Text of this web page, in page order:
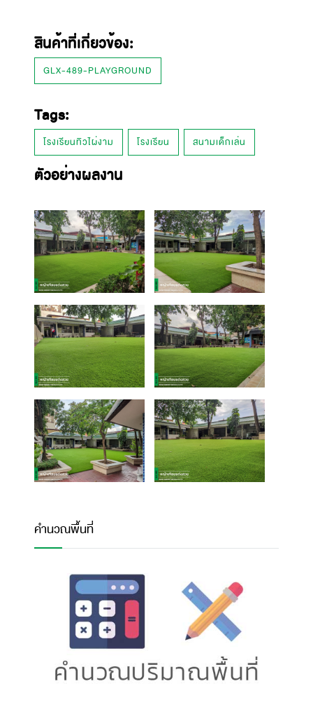
สินค้าที่เกี่ยวข้อง:
GLX-489-PLAYGROUND
Tags:
โรงเรียนทิวไผ่งาม โรงเรียน สนามเด็กเล่น
ตัวอย่างผลงาน
คำนวณพื้นที่